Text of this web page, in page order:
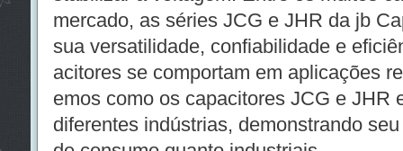
mercado, as séries JCG e JHR da jb
sua versatilidade, confiabilidade e
acitores se comportam em aplicações
emos como os capacitores JCG e JHR
diferentes indústrias, demonstrando